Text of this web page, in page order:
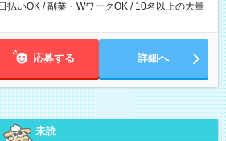
払いOK / 副業・WワークOK / 10名以上の大量
応募する 詳細へ
未読